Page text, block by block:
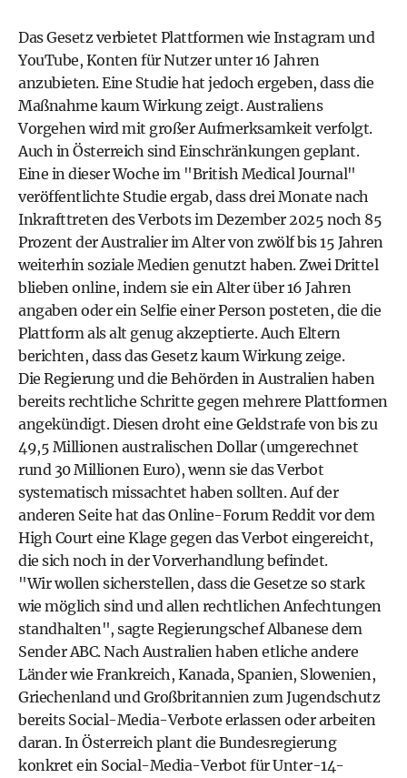
Das Gesetz verbietet Plattformen wie Instagram und
YouTube, Konten für Nutzer unter 16 Jahren
anzubieten. Eine Studie hat jedoch ergeben, dass die
Maßnahme kaum Wirkung zeigt. Australiens
Vorgehen wird mit großer Aufmerksamkeit verfolgt.
Auch in Österreich sind Einschränkungen geplant.
Eine in dieser Woche im "British Medical Journal"
veröffentlichte Studie ergab, dass drei Monate nach
Inkrafttreten des Verbots im Dezember 2025 noch 85
Prozent der Australier im Alter von zwölf bis 15 Jahren
weiterhin soziale Medien genutzt haben. Zwei Drittel
blieben online, indem sie ein Alter über 16 Jahren
angaben oder ein Selfie einer Person posteten, die die
Plattform als alt genug akzeptierte. Auch Eltern
berichten, dass das Gesetz kaum Wirkung zeige.
Die Regierung und die Behörden in Australien haben
bereits rechtliche Schritte gegen mehrere Plattformen
angekündigt. Diesen droht eine Geldstrafe von bis zu
49,5 Millionen australischen Dollar (umgerechnet
rund 30 Millionen Euro), wenn sie das Verbot
systematisch missachtet haben sollten. Auf der
anderen Seite hat das Online-Forum Reddit vor dem
High Court eine Klage gegen das Verbot eingereicht,
die sich noch in der Vorverhandlung befindet.
"Wir wollen sicherstellen, dass die Gesetze so stark
wie möglich sind und allen rechtlichen Anfechtungen
standhalten", sagte Regierungschef Albanese dem
Sender ABC. Nach Australien haben etliche andere
Länder wie Frankreich, Kanada, Spanien, Slowenien,
Griechenland und Großbritannien zum Jugendschutz
bereits Social-Media-Verbote erlassen oder arbeiten
daran. In Österreich plant die Bundesregierung
konkret ein Social-Media-Verbot für Unter-14-